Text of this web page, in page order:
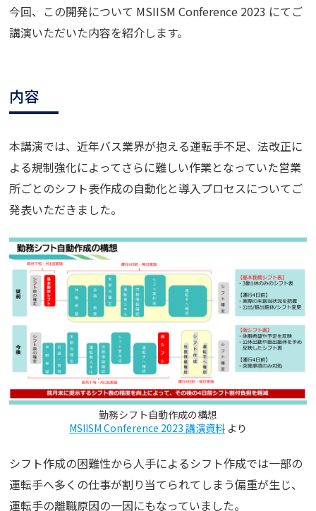
今回、この開発について MSIISM Conference 2023 にてご
講演いただいた内容を紹介します。
内容
本講演では、近年バス業界が抱える運転手不足、法改正に
よる規制強化によってさらに難しい作業となっていた営業
所ごとのシフト表作成の自動化と導入プロセスについてご
発表いただきました。
勤務シフト自動作成の構想
MSIISM Conference 2023 講演資料 より
シフト作成の困難性から人手によるシフト作成では一部の
運転手へ多くの仕事が割り当てられてしまう偏重が生じ、
運転手の離職原因の一因にもなっていました。